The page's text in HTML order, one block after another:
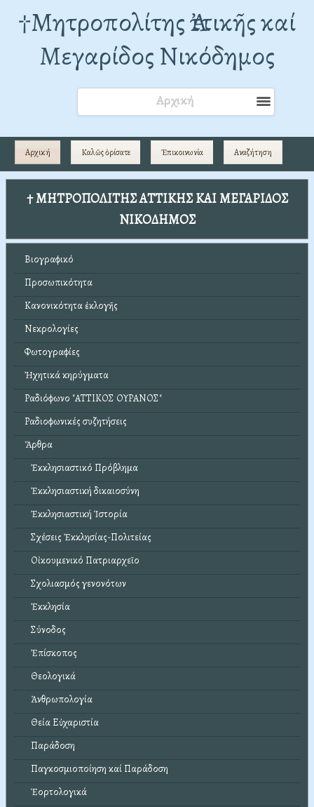
†Mητροπολίτης Ἀττικῆς καί
Μεγαρίδος Νικόδημος
Αρχική
Αρχική Καλῶς ὁρίσατε Ἐπικοινωνία Αναζήτηση
† ΜΗΤΡΟΠΟΛΙΤΗΣ ΑΤΤΙΚΗΣ ΚΑΙ ΜΕΓΑΡΙΔΟΣ
ΝΙΚΟΔΗΜΟΣ
Βιογραφικό
Προσωπικότητα
Κανονικότητα ἐκλογῆς
Νεκρολογίες
Φωτογραφίες
Ἠχητικά κηρύγματα
Ραδιόφωνο "ΑΤΤΙΚΟΣ ΟΥΡΑΝΟΣ"
Ραδιοφωνικές συζητήσεις
Ἄρθρα
Ἐκκλησιαστικό Πρόβλημα
Ἐκκλησιαστική δικαιοσύνη
Ἐκκλησιαστική Ἱστορία
Σχέσεις Ἐκκλησίας-Πολιτείας
Οἰκουμενικό Πατριαρχεῖο
Σχολιασμός γενονότων
Ἐκκλησία
Σύνοδος
Ἐπίσκοπος
Θεολογικά
Ἀνθρωπολογία
Θεία Εὐχαριστία
Παράδοση
Παγκοσμιοποίηση καί Παράδοση
Ἑορτολογικά